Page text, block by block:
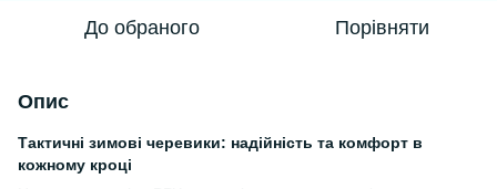
До обраного Порівняти
Опис
Тактичні зимові черевики: надійність та комфорт в
кожному кроці